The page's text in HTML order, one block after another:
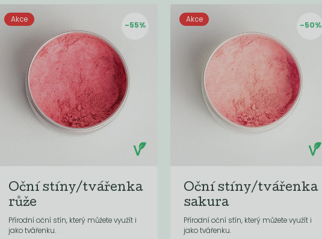
Akce
-55%
Oční stíny/tvářenka
růže
Přírodní oční stín, který můžete využít i
jako tvářenku.
Akce
-50%
Oční stíny/tvářenka
sakura
Přírodní oční stín, který můžete využít i
jako tvářenku.